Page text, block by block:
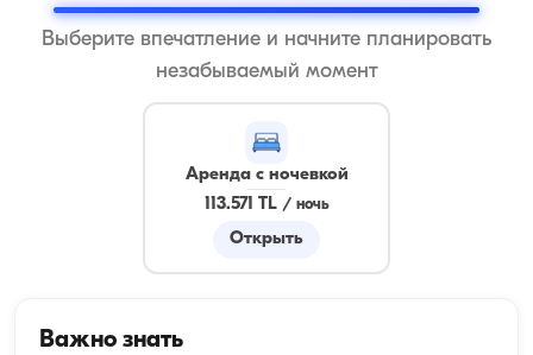
Выберите впечатление и начните планировать
незабываемый момент
Аренда с ночевкой
113.571 TL/ ночь
Открыть
Важно знать